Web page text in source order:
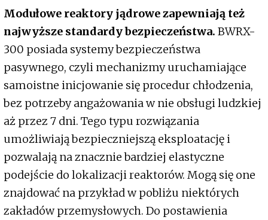
Modułowe reaktory jądrowe zapewniają też
najwyższe standardy bezpieczeństwa. BWRX-
300 posiada systemy bezpieczeństwa
pasywnego, czyli mechanizmy uruchamiające
samoistne inicjowanie się procedur chłodzenia,
bez potrzeby angażowania w nie obsługi ludzkiej
aż przez 7 dni. Tego typu rozwiązania
umożliwiają bezpieczniejszą eksploatację i
pozwalają na znacznie bardziej elastyczne
podejście do lokalizacji reaktorów. Mogą się one
znajdować na przykład w pobliżu niektórych
zakładów przemysłowych. Do postawienia